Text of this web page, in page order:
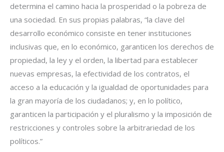
determina el camino hacia la prosperidad o la pobreza de
una sociedad. En sus propias palabras, “la clave del
desarrollo económico consiste en tener instituciones
inclusivas que, en lo económico, garanticen los derechos de
propiedad, la ley y el orden, la libertad para establecer
nuevas empresas, la efectividad de los contratos, el
acceso a la educación y la igualdad de oportunidades para
la gran mayoría de los ciudadanos; y, en lo político,
garanticen la participación y el pluralismo y la imposición de
restricciones y controles sobre la arbitrariedad de los
políticos.”